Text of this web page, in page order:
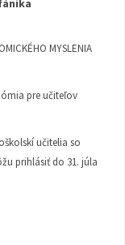
MYSLENIA
pre učiteľov
učitelia so
prihlásiť do 31. júla